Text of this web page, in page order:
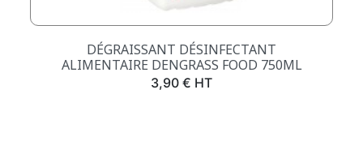
DÉGRAISSANT DÉSINFECTANT
ALIMENTAIRE DENGRASS FOOD 750ML
Prix
3,90 € HT